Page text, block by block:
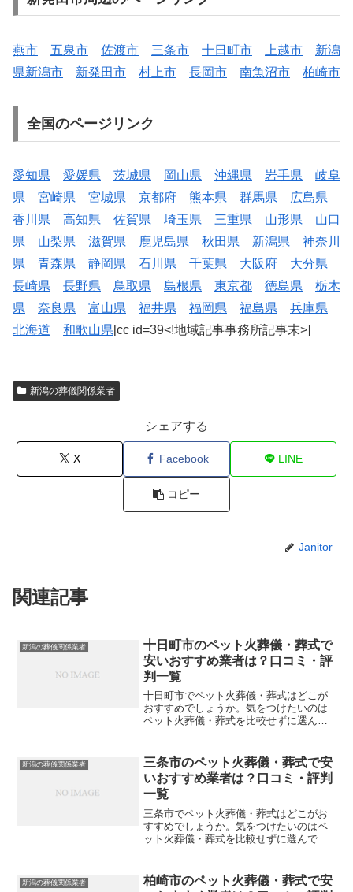
燕市 五泉市 佐渡市 三条市 十日町市 上越市
新潟
県新潟市
新発田市 村上市 長岡市 南魚沼市 柏崎市
全国のページリンク
愛知県 愛媛県 茨城県 岡山県 沖縄県 岩手県
岐阜
県
宮崎県 宮城県 京都府 熊本県 群馬県
広島県
香川県
高知県 佐賀県 埼玉県 三重県 山形県
山口
県
山梨県 滋賀県 鹿児島県 秋田県 新潟県
神奈川
県
青森県 静岡県 石川県 千葉県 大阪府
大分県
長崎県
長野県 鳥取県 島根県 東京都 徳島県
栃木
県
奈良県 富山県 福井県 福岡県 福島県
兵庫県
北海道
和歌山県[cc id=39<!地域記事事務所記事末>]
新潟の葬儀関係業者
シェアする
X Facebook LINE
コピー
Janitor
関連記事
新潟の葬儀関係業者
十日町市のペット火葬儀・葬式で
安いおすすめ業者は？口コミ・評
判一覧
十日町市でペット火葬儀・葬式はどこが
おすすめでしょうか。気をつけたいのは
ペット火葬儀・葬式を比較せずに選んで
コミや評判を一覧表にしていますので参
考にしてください。※直接...
新潟の葬儀関係業者
三条市のペット火葬儀・葬式で安
いおすすめ業者は？口コミ・評判
一覧
三条市でペット火葬儀・葬式はどこがお
すすめでしょうか。気をつけたいのはペ
ット火葬儀・葬式を比較せずに選んでし
や評判を一覧表にしていますので参考に
してください。※直接関係...
新潟の葬儀関係業者
柏崎市のペット火葬儀・葬式で安